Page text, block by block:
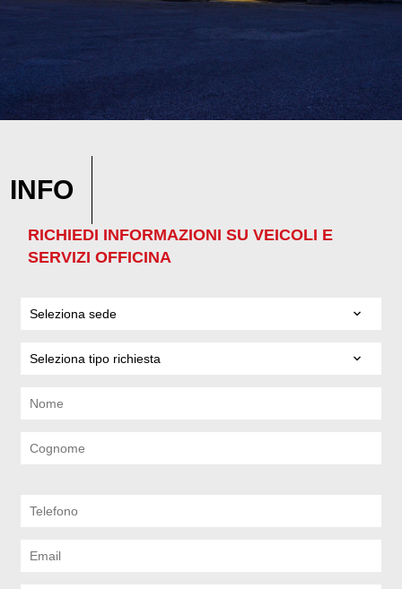
INFO
RICHIEDI INFORMAZIONI SU VEICOLI E
SERVIZI OFFICINA